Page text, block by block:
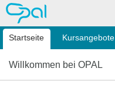
OPAL
Startseite Kursangebote
Willkommen bei OPAL